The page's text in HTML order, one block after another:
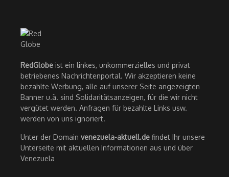
RedGlobe ist ein linkes, unkommerzielles und privat
betriebenes Nachrichtenportal. Wir akzeptieren keine
bezahlte Werbung, alle auf unserer Seite angezeigten
Banner u.ä. sind Solidaritätsanzeigen, für die wir nicht
vergütet werden. Anfragen für bezahlte Links usw.
werden von uns ignoriert.
Unter der Domain venezuela-aktuell.de findet Ihr unsere
Unterseite mit aktuellen Informationen aus und über
Venezuela